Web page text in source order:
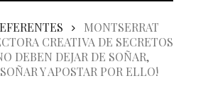
MONTSERRAT
CREATIVA DE SECRETOS
DEBEN DEJAR DE SOÑAR,
Y APOSTAR POR ELLO!